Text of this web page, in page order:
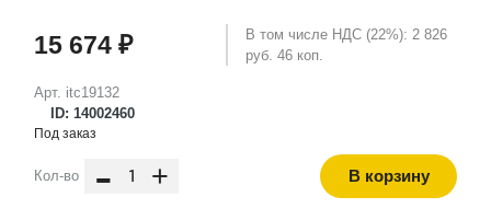
Арт. itc19132
ID: 14002460
15 674 ₽
В том числе НДС (22%): 2 826
руб. 46 коп.
Под заказ
Кол-во - + В корзину